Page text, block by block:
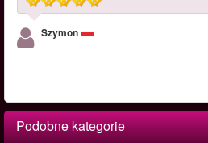
Szymon
Podobne kategorie